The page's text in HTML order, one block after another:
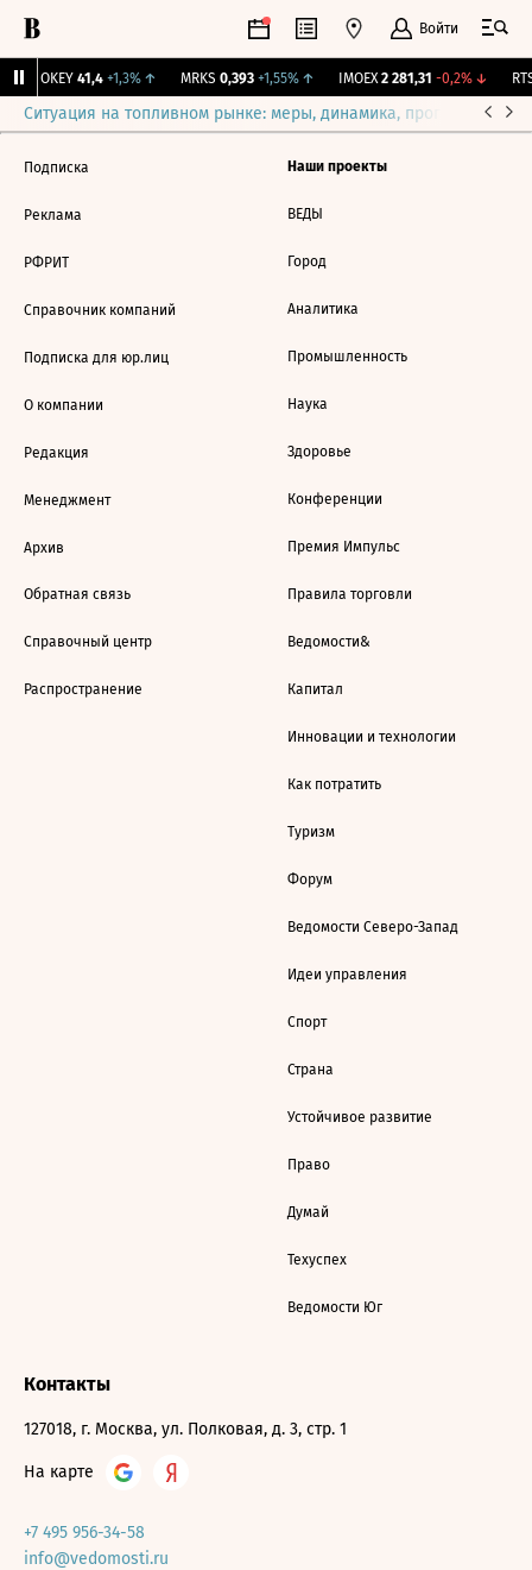
Войти
OKEY 41,4 +1,3%↑ MRKS 0,393 +1,55%↑ IMOEX 2 281,31 -0,2%↓
Ситуация на топливном рынке: меры, динамика, прогнозы
Подписка
Реклама
РФРИТ
Справочник компаний
Подписка для юр.лиц
О компании
Редакция
Менеджмент
Архив
Обратная связь
Справочный центр
Распространение
Наши проекты
ВЕДЫ
Город
Аналитика
Промышленность
Наука
Здоровье
Конференции
Премия Импульс
Правила торговли
Ведомости&
Капитал
Инновации и технологии
Как потратить
Туризм
Форум
Ведомости Северо-Запад
Идеи управления
Спорт
Страна
Устойчивое развитие
Право
Думай
Техуспех
Ведомости Юг
Контакты
127018, г. Москва, ул. Полковая, д. 3, стр. 1
На карте
+7 495 956-34-58
info@vedomosti.ru